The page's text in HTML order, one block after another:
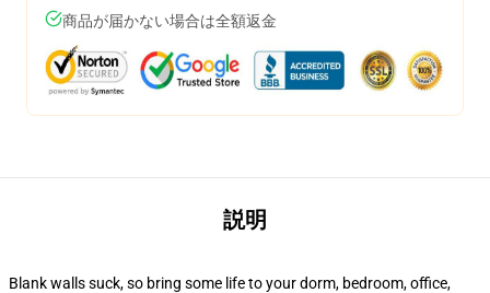
商品が届かない場合は全額返金
説明
Blank walls suck, so bring some life to your dorm, bedroom, office,